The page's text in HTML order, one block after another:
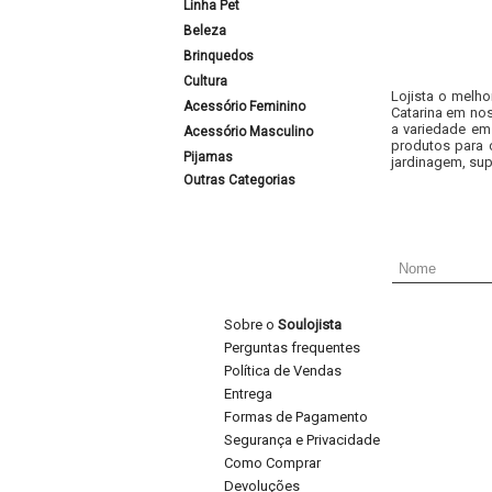
Linha Pet
Beleza
Brinquedos
Cultura
Acessório Feminino
Acessório Masculino
Pijamas
Outras Categorias
Lojista o
Catarina em
a variedade
produtos para
jardinagem,
Sobre o Soulojista
Perguntas frequentes
Política de Vendas
Entrega
Formas de Pagamento
Segurança e Privacidade
Como Comprar
Devoluções